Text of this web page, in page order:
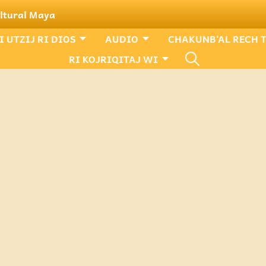
Maya
UTZIJ RI DIOS AUDIO CHAKUNB'AL RECH
RI KOJRIQITAJ WI